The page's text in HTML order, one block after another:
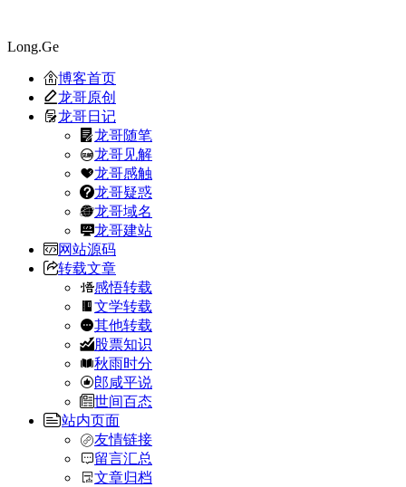
Long.Ge
博客首页
龙哥原创
龙哥日记
龙哥随笔
龙哥见解
龙哥感触
龙哥疑惑
龙哥域名
龙哥建站
网站源码
转载文章
感悟转载
文学转载
其他转载
股票知识
秋雨时分
郎咸平说
世间百态
站内页面
友情链接
留言汇总
文章归档